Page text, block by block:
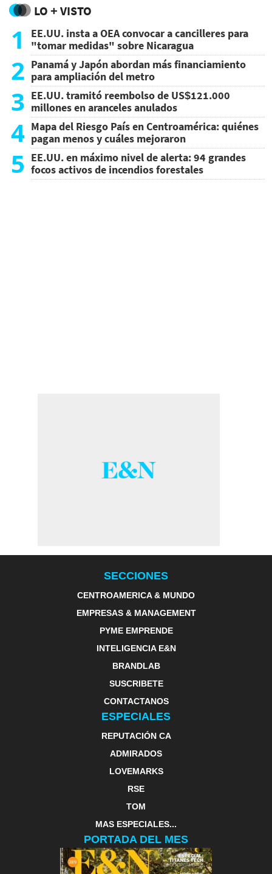
LO + VISTO
1
EE.UU. insta a OEA convocar a cancilleres para
"tomar medidas" sobre Nicaragua
2 Panamá y Japón abordan más financiamiento
para ampliación del metro
3 EE.UU. tramitó reembolso de US$121.000
millones en aranceles anulados
4 Mapa del Riesgo País en Centroamérica: quiénes
pagan menos y cuáles mejoraron
5 EE.UU. en máximo nivel de alerta: 94 grandes
focos activos de incendios forestales
SECCIONES
CENTROAMERICA & MUNDO
EMPRESAS & MANAGEMENT
PYME EMPRENDE
INTELIGENCIA E&N
BRANDLAB
SUSCRIBETE
CONTACTANOS
ESPECIALES
REPUTACIÓN CA
ADMIRADOS
LOVEMARKS
RSE
TOM
MAS ESPECIALES...
PORTADA DEL MES